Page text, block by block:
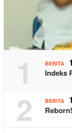
1 BERITA
Indeks
2 BERITA